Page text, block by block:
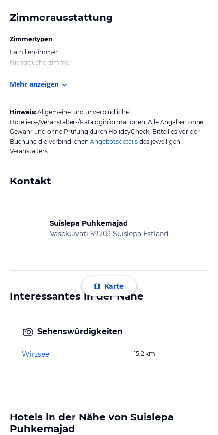
Zimmerausstattung
Zimmertypen
Familienzimmer
Nichtraucherzimmer
Mehr anzeigen
Hinweis: Allgemeine und unverbindliche
Hoteliers-/Veranstalter-/Kataloginformationen. Alle Angaben ohne
Gewähr und ohne Prüfung durch HolidayCheck. Bitte lies vor der
Buchung die verbindlichen Angebotsdetails des jeweiligen
Veranstalters.
Kontakt
Suislepa Puhkemajad
Vasekuivati 69703 Suislepa Estland
Karte
Interessantes in der Nähe
Sehenswürdigkeiten
Wirzsee 15,2 km
Hotels in der Nähe von Suislepa
Puhkemajad